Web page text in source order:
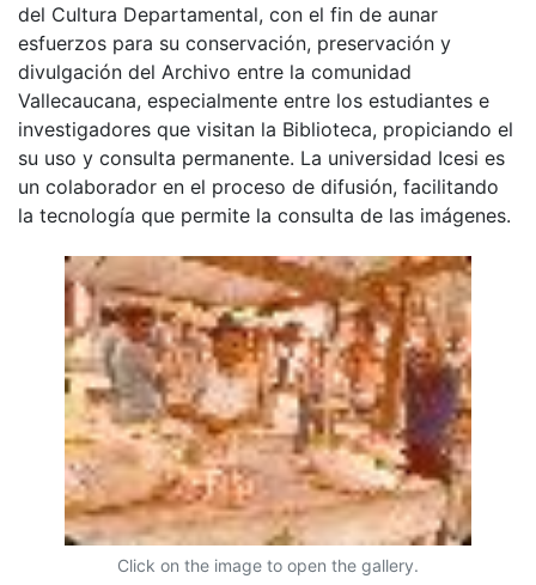
del Cultura Departamental, con el fin de aunar
esfuerzos para su conservación, preservación y
divulgación del Archivo entre la comunidad
Vallecaucana, especialmente entre los estudiantes e
investigadores que visitan la Biblioteca, propiciando el
su uso y consulta permanente. La universidad Icesi es
un colaborador en el proceso de difusión, facilitando
la tecnología que permite la consulta de las imágenes.
Click on the image to open the gallery.